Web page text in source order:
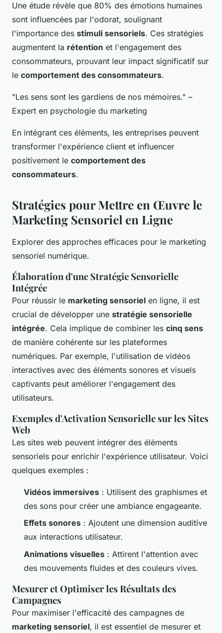
Une étude révèle que 80% des émotions humaines
sont influencées par l'odorat, soulignant
l'importance des stimuli sensoriels. Ces stratégies
augmentent la rétention et l'engagement des
consommateurs, prouvant leur impact significatif sur
le comportement des consommateurs.
"Les sens sont les gardiens de nos mémoires." –
Expert en psychologie du marketing
En intégrant ces éléments, les entreprises peuvent
transformer l'expérience client et influencer
positivement le comportement des
consommateurs.
Stratégies pour Mettre en Œuvre le
Marketing Sensoriel en Ligne
Explorer des approches efficaces pour le marketing
sensoriel numérique.
Élaboration d'une Stratégie Sensorielle
Intégrée
Pour réussir le marketing sensoriel en ligne, il est
crucial de développer une stratégie sensorielle
intégrée. Cela implique de combiner les cinq sens
de manière cohérente sur les plateformes
numériques. Par exemple, l'utilisation de vidéos
interactives avec des éléments sonores et visuels
captivants peut améliorer l'engagement des
utilisateurs.
Exemples d'Activation Sensorielle sur les Sites
Web
Les sites web peuvent intégrer des éléments
sensoriels pour enrichir l'expérience utilisateur. Voici
quelques exemples :
Vidéos immersives : Utilisent des graphismes et
des sons pour créer une ambiance engageante.
Effets sonores : Ajoutent une dimension auditive
aux interactions utilisateur.
Animations visuelles : Attirent l'attention avec
des mouvements fluides et des couleurs vives.
Mesurer et Optimiser les Résultats des
Campagnes
Pour maximiser l'efficacité des campagnes de
marketing sensoriel, il est essentiel de mesurer et